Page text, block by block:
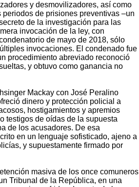
y desmovilizadores, así como
de prisiones preventivas –un
de la investigación para las
invocación de la ley, con
de mayo de 2018, sólo
invocaciones. El condenado fue
procedimiento abreviado reconoció
y obtuvo como ganancia no
Mackay con José Peralino
dinero y protección policial a
hostigamientos y apremios
testigos de oídas de la supuesta
de los acusadores. De esa
en un lenguaje sofisticado, ajeno a
y supuestamente firmado por
masiva de los once comuneros
Tribunal de la República, en una